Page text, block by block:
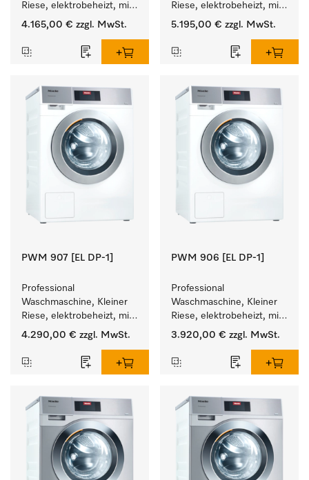
Riese, elektrobeheizt, mit
Ablaufpumpe und
Programmen.
Leistung 6 kg  in 49 min .
4.165,00 € zzgl. MwSt.
Riese, elektrobeheizt, mit
Ablaufpumpe und
Programmen.
Leistung 8 kg  in 49 min .
5.195,00 € zzgl. MwSt.
PWM 907 [EL DP-1]
Professional
Waschmaschine, Kleiner
Riese, elektrobeheizt, mit
Ablaufpumpe und
Programmen.
Leistung 7 kg  in 49 min .
4.290,00 € zzgl. MwSt.
PWM 906 [EL DP-1]
Professional
Waschmaschine, Kleiner
Riese, elektrobeheizt, mit
Ablaufpumpe und
Programmen.
Leistung 6 kg  in 49 min .
3.920,00 € zzgl. MwSt.